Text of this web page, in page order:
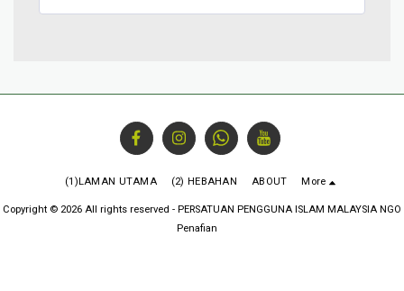
(1)LAMAN UTAMA (2) HEBAHAN ABOUT More
Copyright © 2026 All rights reserved - PERSATUAN PENGGUNA ISLAM MALAYSIA NGO
Penafian